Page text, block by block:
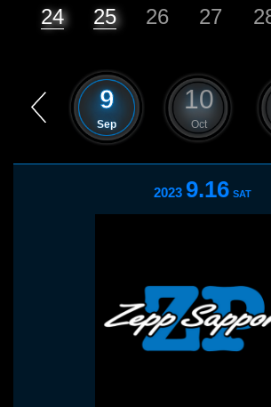
24
25 26 27
9
Sep
10
Oct
2023 9.16 SAT